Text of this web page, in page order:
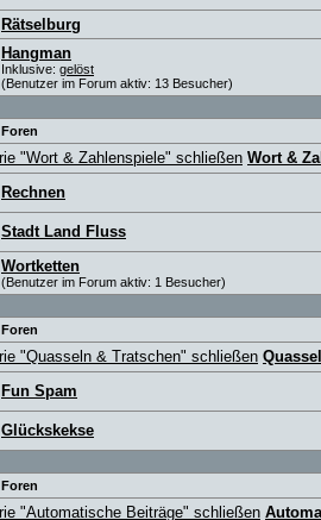
Rätselburg
Hangman
Inklusive: gelöst
(Benutzer im Forum aktiv: 13 Besucher)
Foren
Wort &
Rechnen
Stadt Land Fluss
Wortketten
(Benutzer im Forum aktiv: 1 Besucher)
Foren
Fun Spam
Glückskekse
Foren